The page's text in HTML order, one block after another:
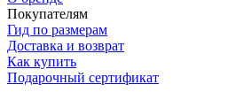
Покупателям
Гид по размерам
Доставка и возврат
Как купить
Подарочный сертификат